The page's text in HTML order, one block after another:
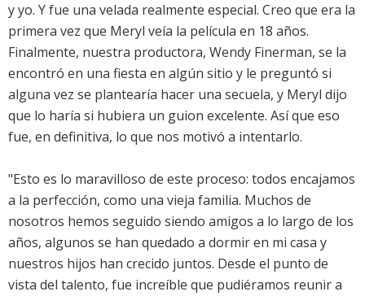
y yo. Y fue una velada realmente especial. Creo que era la
primera vez que Meryl veía la película en 18 años.
Finalmente, nuestra productora, Wendy Finerman, se la
encontró en una fiesta en algún sitio y le preguntó si
alguna vez se plantearía hacer una secuela, y Meryl dijo
que lo haría si hubiera un guion excelente. Así que eso
fue, en definitiva, lo que nos motivó a intentarlo.
"Esto es lo maravilloso de este proceso: todos encajamos
a la perfección, como una vieja familia. Muchos de
nosotros hemos seguido siendo amigos a lo largo de los
años, algunos se han quedado a dormir en mi casa y
nuestros hijos han crecido juntos. Desde el punto de
vista del talento, fue increíble que pudiéramos reunir a